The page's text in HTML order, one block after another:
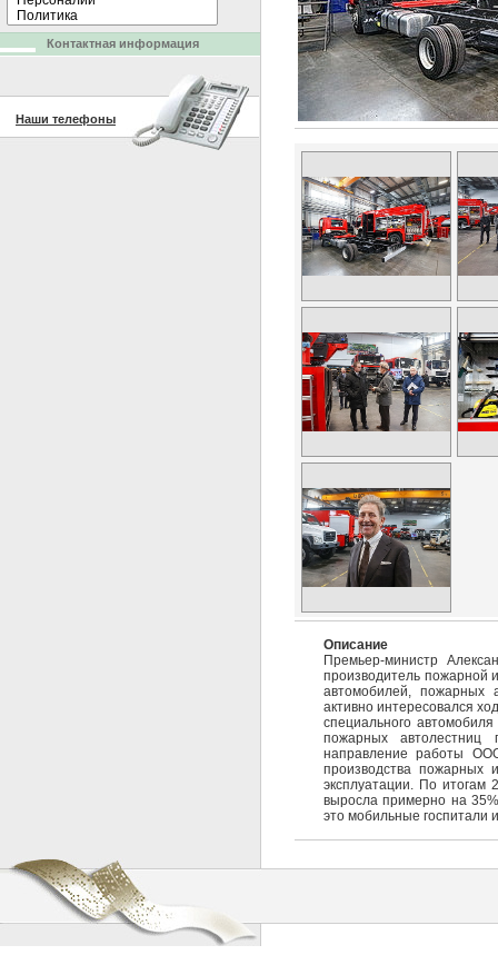
Описание
Премьер-министр
производитель пожарной
автомобилей, пожарных
активно интересовался
специального
пожарных автолестниц
направление работы
производства пожарных
эксплуатации. По итогам
выросла примерно на
это мобильные госпитали
Контактная информация
Наши телефоны